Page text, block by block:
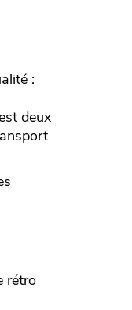
:
deux
rétro